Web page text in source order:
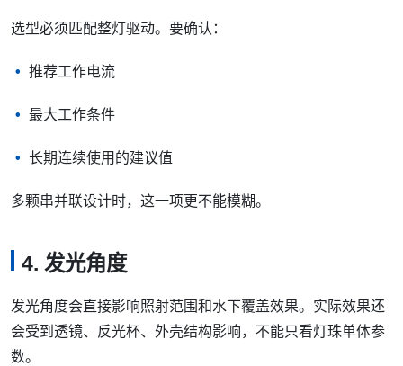
选型必须匹配整灯驱动。要确认：
推荐工作电流
最大工作条件
长期连续使用的建议值
多颗串并联设计时，这一项更不能模糊。
4. 发光角度
发光角度会直接影响照射范围和水下覆盖效果。实际效果还
会受到透镜、反光杯、外壳结构影响，不能只看灯珠单体参
数。